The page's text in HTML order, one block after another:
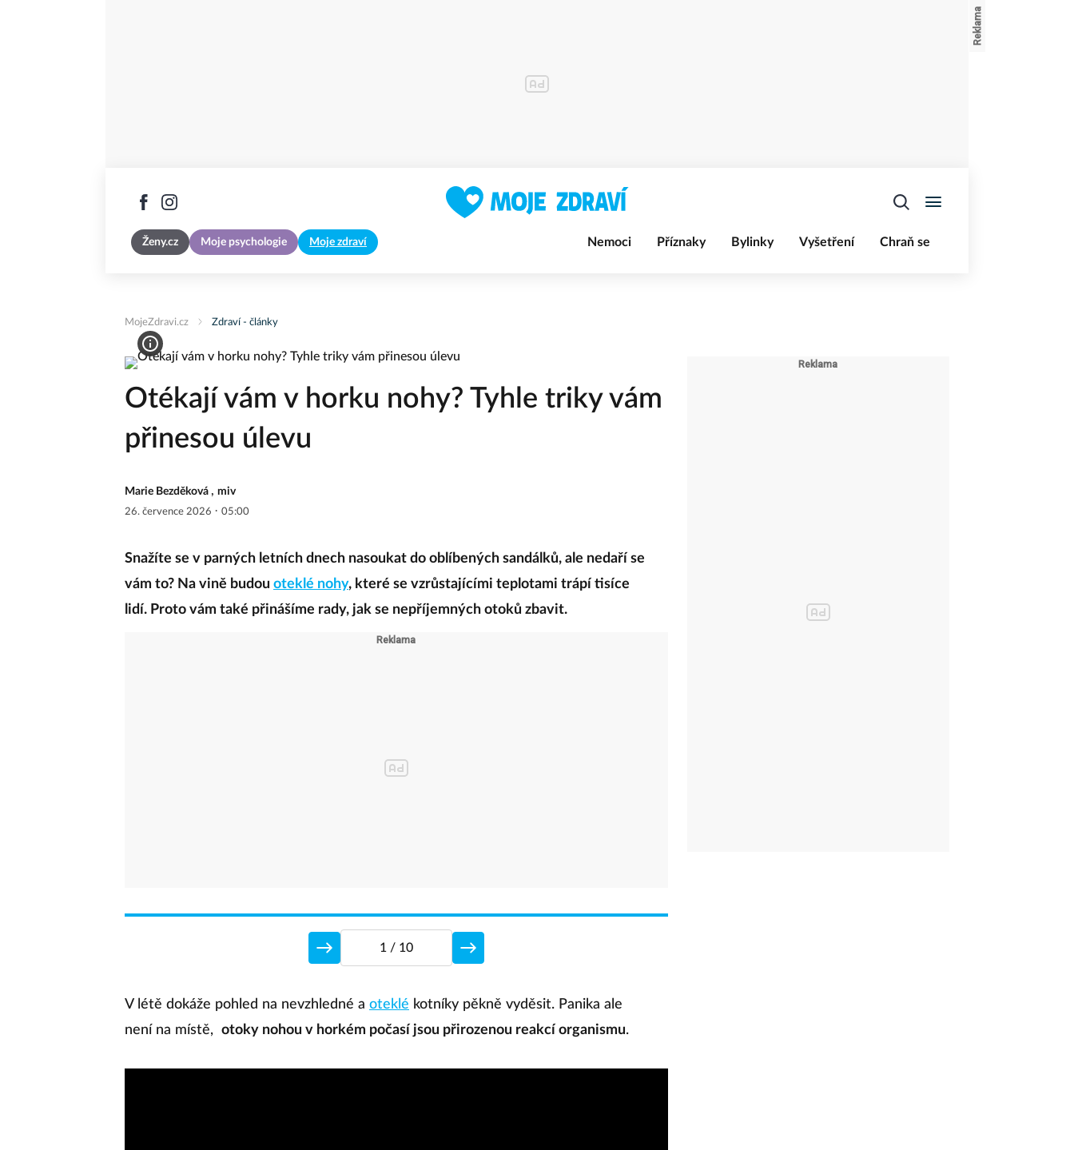
Ženy.cz Moje psychologie Moje zdraví Nemoci Příznaky Bylinky Vyšetření Chraň se
MojeZdravi.cz Zdraví - články
Otékají vám v horku nohy? Tyhle triky vám
přinesou úlevu
Marie Bezděková , miv
26. července 2026 · 05:00
Snažíte se v parných letních dnech nasoukat do oblíbených sandálků, ale nedaří se
vám to? Na vině budou oteklé nohy, které se vzrůstajícími teplotami trápí tisíce
lidí. Proto vám také přinášíme rady, jak se nepříjemných otoků zbavit.
1 / 10
V létě dokáže pohled na nevzhledné a oteklé kotníky pěkně vyděsit. Panika ale
není na místě, otoky nohou v horkém počasí jsou přirozenou reakcí organismu.